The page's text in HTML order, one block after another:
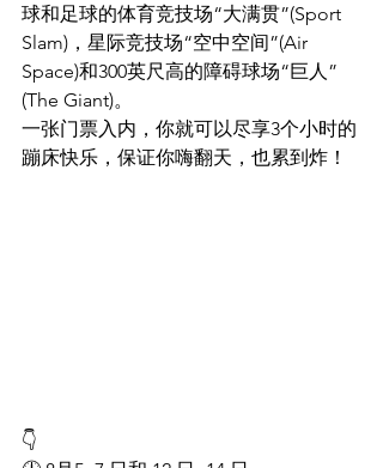
球和足球的体育竞技场“大满贯”(Sport
Slam)，星际竞技场“空中空间”(Air
Space)和300英尺高的障碍球场“巨人”
(The Giant)。
一张门票入内，你就可以尽享3个小时的
蹦床快乐，保证你嗨翻天，也累到炸！
👇